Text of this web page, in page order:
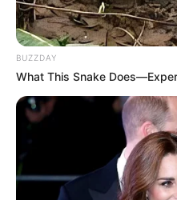
BUZZDAY
What This Snake